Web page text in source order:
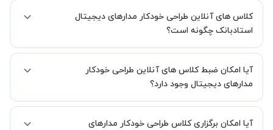
کلاس های آنلاین طراحی خودکار مدارهای دیجیتال
استادبانک چگونه است؟
شما میدهیم که استاد شما پیش از جلسه تمامی موارد لازم برای برگزاری
یک کلاس آنلاین با کیفیت و مفید را به شما توضیح خواهند داد.
آیا امکان ضبط کلاس های آنلاین طراحی خودکار
مدارهای دیجیتال وجود دارد؟
کنید.
آیا امکان برگزاری کلاس طراحی خودکار مدارهای